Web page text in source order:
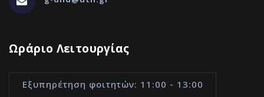
Ωράριο Λειτουργίας
Εξυπηρέτηση φοιτητών: 11:00 - 13:00